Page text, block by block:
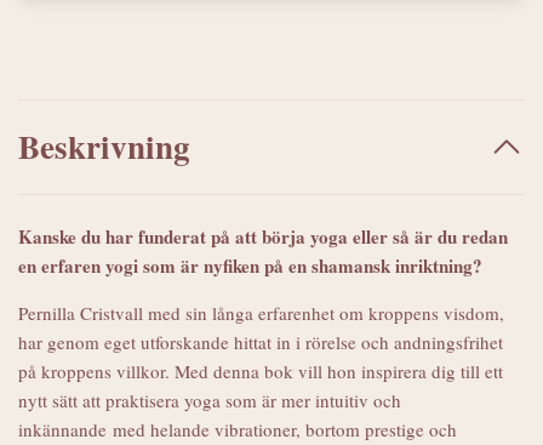
Beskrivning
Kanske du har funderat på att börja yoga eller så är du redan
en erfaren yogi som är nyfiken på en shamansk inriktning?
Pernilla Cristvall med sin långa erfarenhet om kroppens visdom,
har genom eget utforskande hittat in i rörelse och andningsfrihet
på kroppens villkor. Med denna bok vill hon inspirera dig till ett
nytt sätt att praktisera yoga som är mer intuitiv och
inkännande med helande vibrationer, bortom prestige och